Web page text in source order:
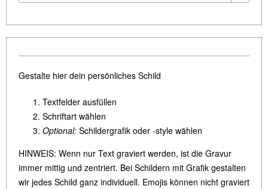
Gestalte hier dein persönliches Schild
Textfelder ausfüllen
Schriftart wählen
Optional: Schildergrafik oder -style wählen
HINWEIS: Wenn nur Text graviert werden, ist die Gravur
immer mittig und zentriert. Bei Schildern mit Grafik gestalten
wir jedes Schild ganz individuell. Emojis können nicht graviert